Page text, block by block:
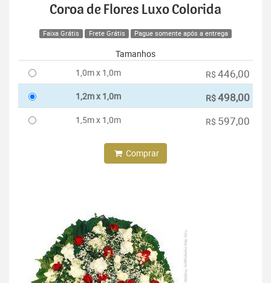
Coroa de Flores Luxo Colorida
Faixa Grátis Frete Grátis Pague somente após a entrega
Tamanhos
1,0m x 1,0m
R$ 446,00
1,2m x 1,0m R$498,00
1,5m x 1,0m R$ 597,00
Comprar